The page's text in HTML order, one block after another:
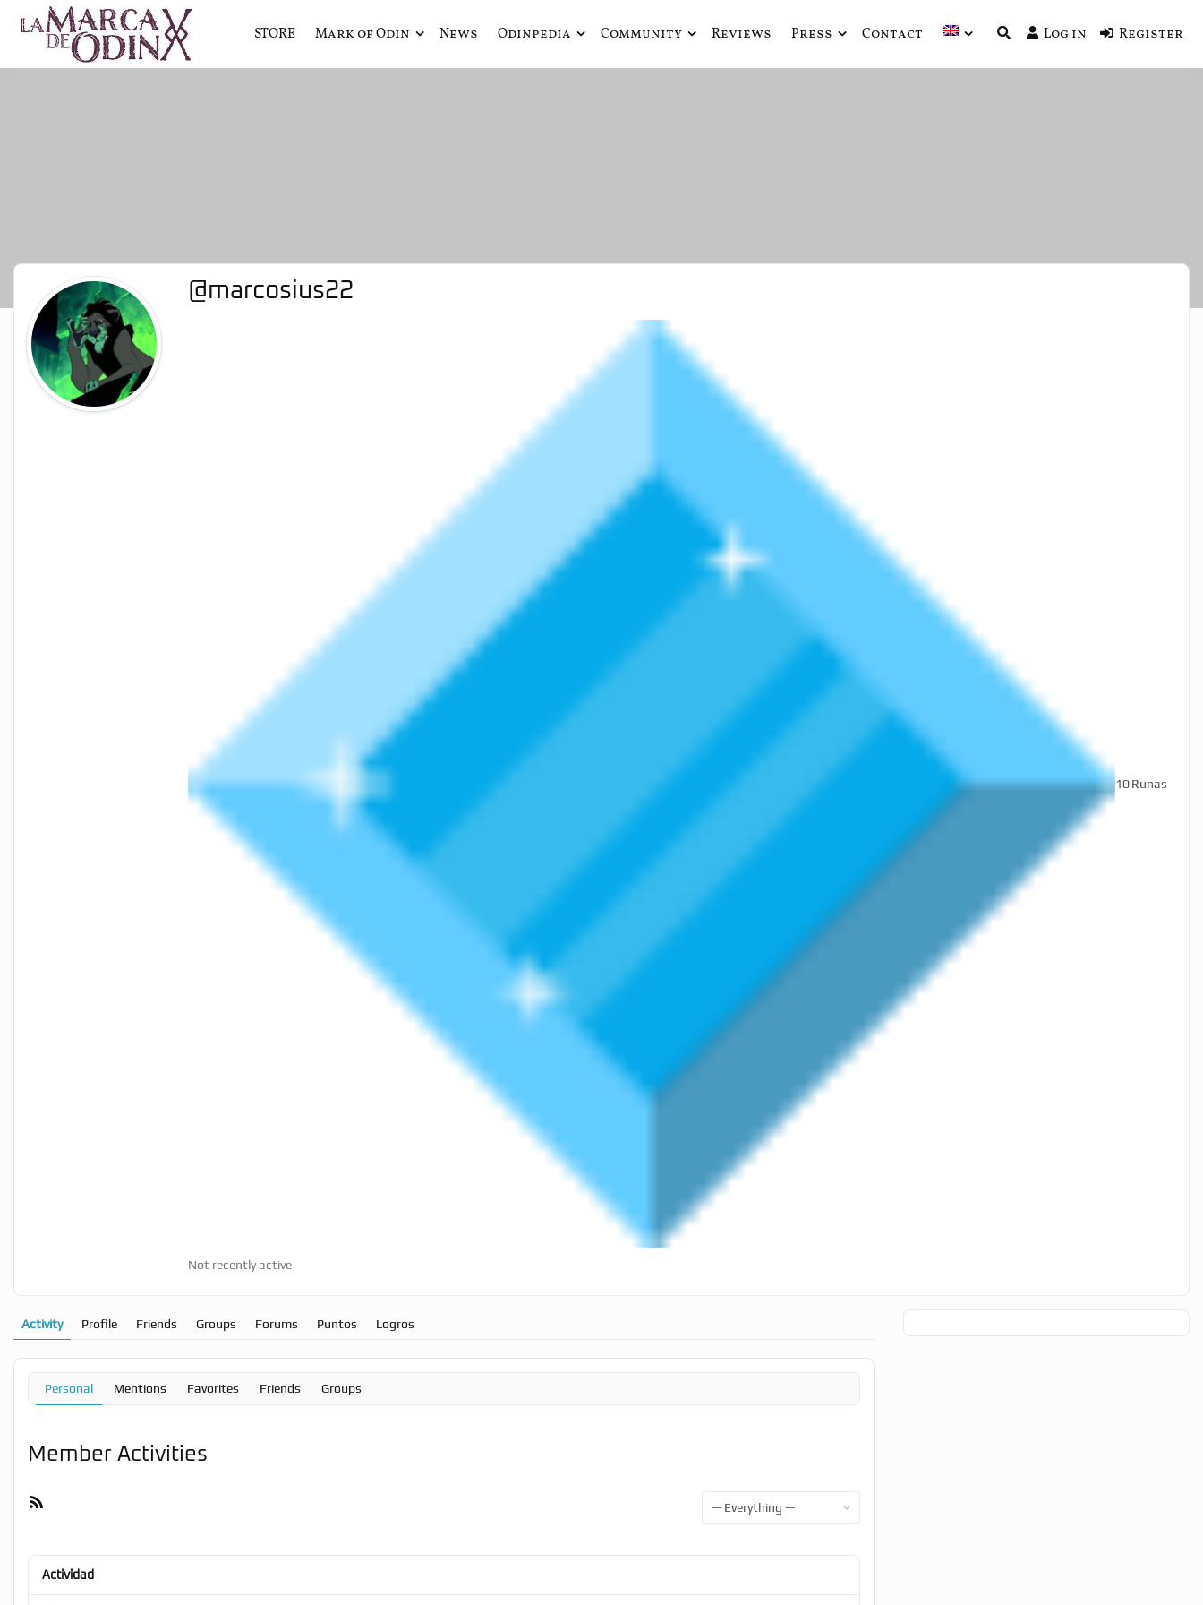
La Marca de Odín
La saga literaria transmedia que fusiona actualidad con mitología nórdica y ciencia ficción
STORE Mark of Odin News Odinpedia Community Reviews Press Contact Log in Register
@marcosius22
10Runas
Not recently active
Activity Profile Friends Groups Forums Puntos Logros
Personal Mentions Favorites Friends Groups
Member Activities
Actividad